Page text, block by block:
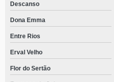
Descanso
Dona Emma
Entre Rios
Erval Velho
Flor do Sertão